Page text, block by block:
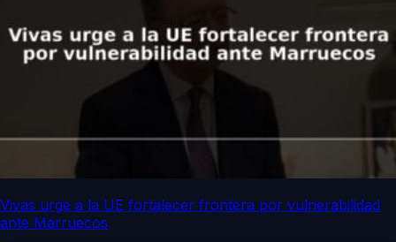
Vivas urge a la UE fortalecer frontera por vulnerabilidad
ante Marruecos